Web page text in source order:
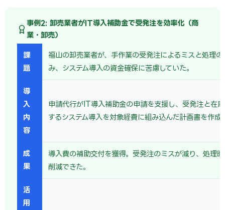
事例2: 卸売業者がIT導入補助金で受発注を効率化（商
業・卸売）
課
題
福山の卸売業者が、手作業の受発注によるミスと処理の
み、システム導入の資金確保に苦慮していた。
導
入
内
容
申請代行がIT導入補助金の申請を支援し、受発注と在
するシステム導入を対象経費に組み込んだ計画書を作成
成
果
導入費の補助交付を獲得。受発注のミスが減り、処理
削減できた。
活
用